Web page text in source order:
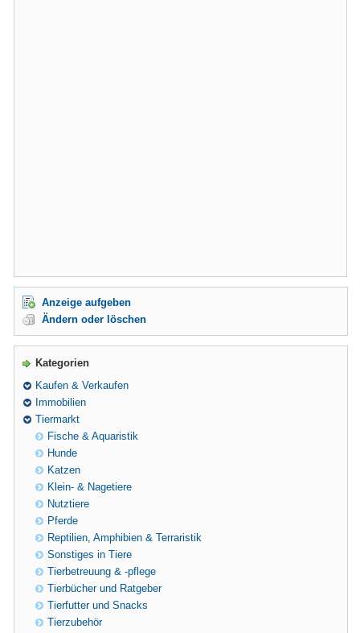
Anzeige aufgeben
Ändern oder löschen
Kategorien
Kaufen & Verkaufen
Immobilien
Tiermarkt
Fische & Aquaristik
Hunde
Katzen
Klein- & Nagetiere
Nutztiere
Pferde
Reptilien, Amphibien & Terraristik
Sonstiges in Tiere
Tierbetreuung & -pflege
Tierbücher und Ratgeber
Tierfutter und Snacks
Tierzubehör